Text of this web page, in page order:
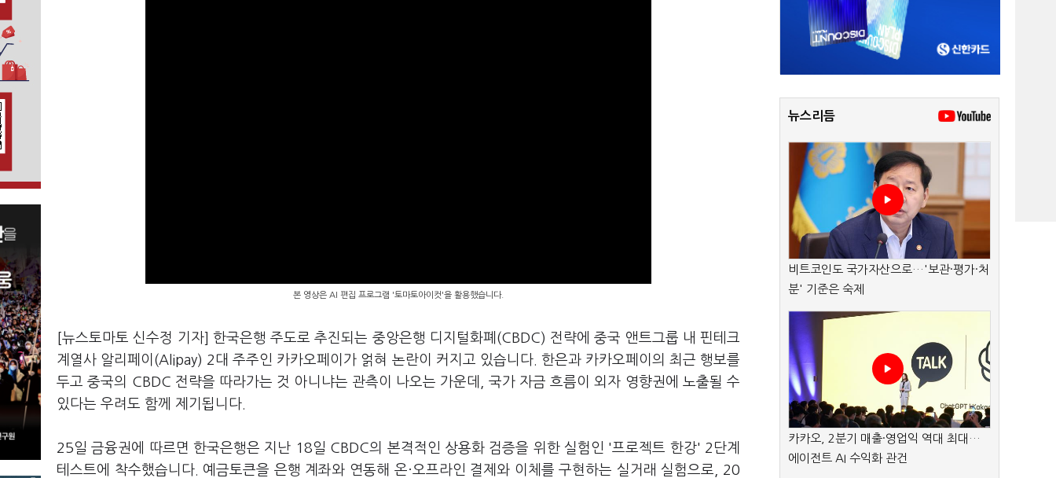
본 영상은 AI 편집 프로그램 '토마토아이컷'을 활용했습니다.
[뉴스토마토 신수정 기자] 한국은행 주도로 추진되는 중앙은행 디지털화폐(CBDC) 전략에 중국 앤트그룹 내 핀테크
계열사 알리페이(Alipay) 2대 주주인 카카오페이가 얽혀 논란이 커지고 있습니다. 한은과 카카오페이의 최근 행보를
두고 중국의 CBDC 전략을 따라가는 것 아니냐는 관측이 나오는 가운데, 국가 자금 흐름이 외자 영향권에 노출될 수
있다는 우려도 함께 제기됩니다.
25일 금융권에 따르면 한국은행은 지난 18일 CBDC의 본격적인 상용화 검증을 위한 실험인 '프로젝트 한강' 2단계
테스트에 착수했습니다. 예금토큰을 은행 계좌와 연동해 온·오프라인 결제와 이체를 구현하는 실거래 실험으로, 20
뉴스리듬
비트코인도 국가자산으로…'보관·평가·처
분' 기준은 숙제
카카오, 2분기 매출·영업익 역대 최대…
에이전트 AI 수익화 관건